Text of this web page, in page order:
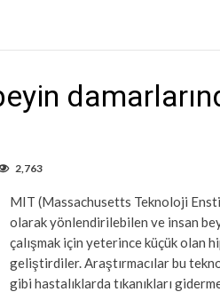
2,763
MIT (Massachusetts Teknoloji
olarak yönlendirilebilen ve insan
çalışmak için yeterince küçük olan
geliştirdiler. Araştırmacılar bu
gibi hastalıklarda tıkanıkları